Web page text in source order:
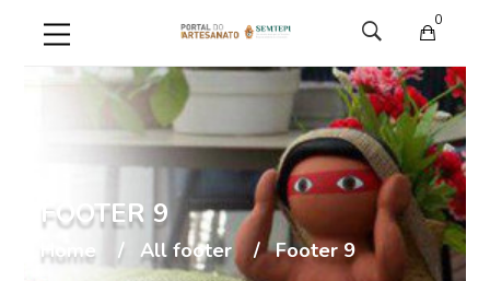
0
FOOTER 9
Home All footer Footer 9